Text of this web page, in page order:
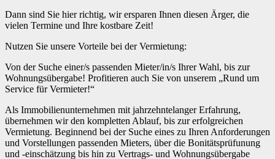
Dann sind Sie hier richtig, wir ersparen Ihnen diesen Ärger, die
vielen Termine und Ihre kostbare Zeit!
Nutzen Sie unsere Vorteile bei der Vermietung:
Von der Suche einer/s passenden Mieter/in/s Ihrer Wahl, bis zur
Wohnungsübergabe! Profitieren auch Sie von unserem „Rund um
Service für Vermieter!“
Als Immobilienunternehmen mit jahrzehntelanger Erfahrung,
übernehmen wir den kompletten Ablauf, bis zur erfolgreichen
Vermietung. Beginnend bei der Suche eines zu Ihren Anforderungen
und Vorstellungen passenden Mieters, über die Bonitätsprüfunung
und -einschätzung bis hin zu Vertrags- und Wohnungsübergabe